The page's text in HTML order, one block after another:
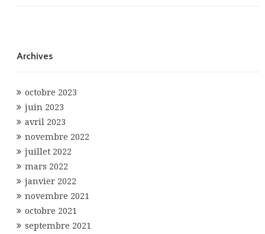
Archives
octobre 2023
juin 2023
avril 2023
novembre 2022
juillet 2022
mars 2022
janvier 2022
novembre 2021
octobre 2021
septembre 2021